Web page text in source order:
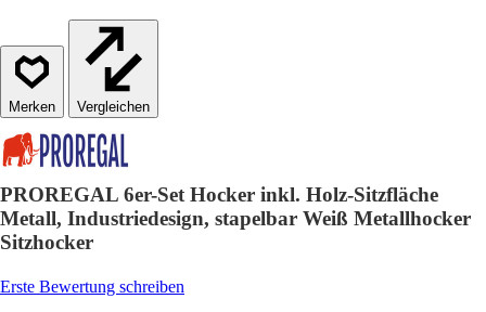
Vergleichen
PROREGAL 6er-Set Hocker inkl. Holz-Sitzfläche
Metall, Industriedesign, stapelbar Weiß Metallhocker
Sitzhocker
Erste Bewertung schreiben